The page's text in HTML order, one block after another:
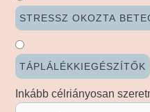
STRESSZ OKOZTA
TÁPLÁLÉKKIEGÉSZÍTŐK
Inkább célriányosan